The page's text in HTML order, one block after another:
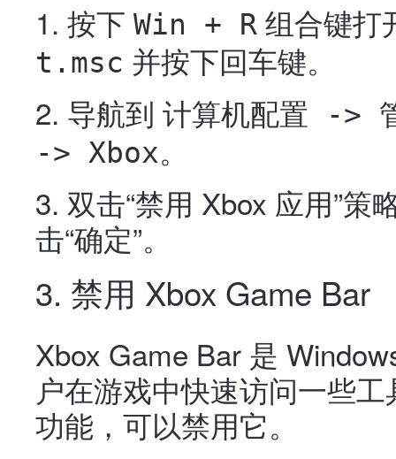
按下 Win + R 组合键打
t.msc 并按下回车键。
导航到 计算机配置 ->
-> Xbox。
双击“禁用 Xbox 应用”策
击“确定”。
3. 禁用 Xbox Game Bar
Xbox Game Bar 是
户在游戏中快速访问一些
功能，可以禁用它。